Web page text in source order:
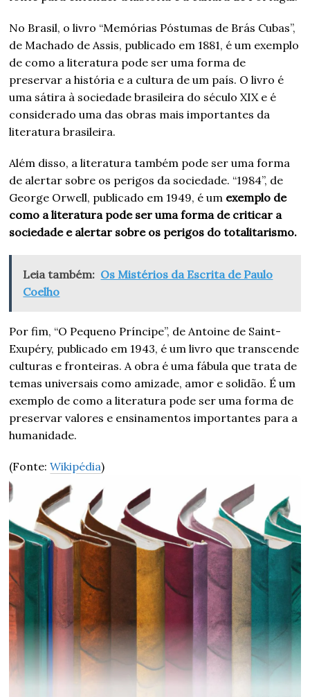
No Brasil, o livro “Memórias Póstumas de Brás Cubas”,
de Machado de Assis, publicado em 1881, é um exemplo
de como a literatura pode ser uma forma de
preservar a história e a cultura de um país. O livro é
uma sátira à sociedade brasileira do século XIX e é
considerado uma das obras mais importantes da
literatura brasileira.
Além disso, a literatura também pode ser uma forma
de alertar sobre os perigos da sociedade. “1984”, de
George Orwell, publicado em 1949, é um exemplo de
como a literatura pode ser uma forma de criticar a
sociedade e alertar sobre os perigos do totalitarismo.
Leia também: Os Mistérios da Escrita de Paulo
Coelho
Por fim, “O Pequeno Príncipe”, de Antoine de Saint-
Exupéry, publicado em 1943, é um livro que transcende
culturas e fronteiras. A obra é uma fábula que trata de
temas universais como amizade, amor e solidão. É um
exemplo de como a literatura pode ser uma forma de
preservar valores e ensinamentos importantes para a
humanidade.
(Fonte:Wikipédia)